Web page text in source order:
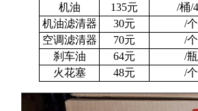
机油
135元
/桶/
机油滤清器
30元
/个
空调滤清器
70元
/个
刹车油
64元
/瓶
火花塞
48元 /个